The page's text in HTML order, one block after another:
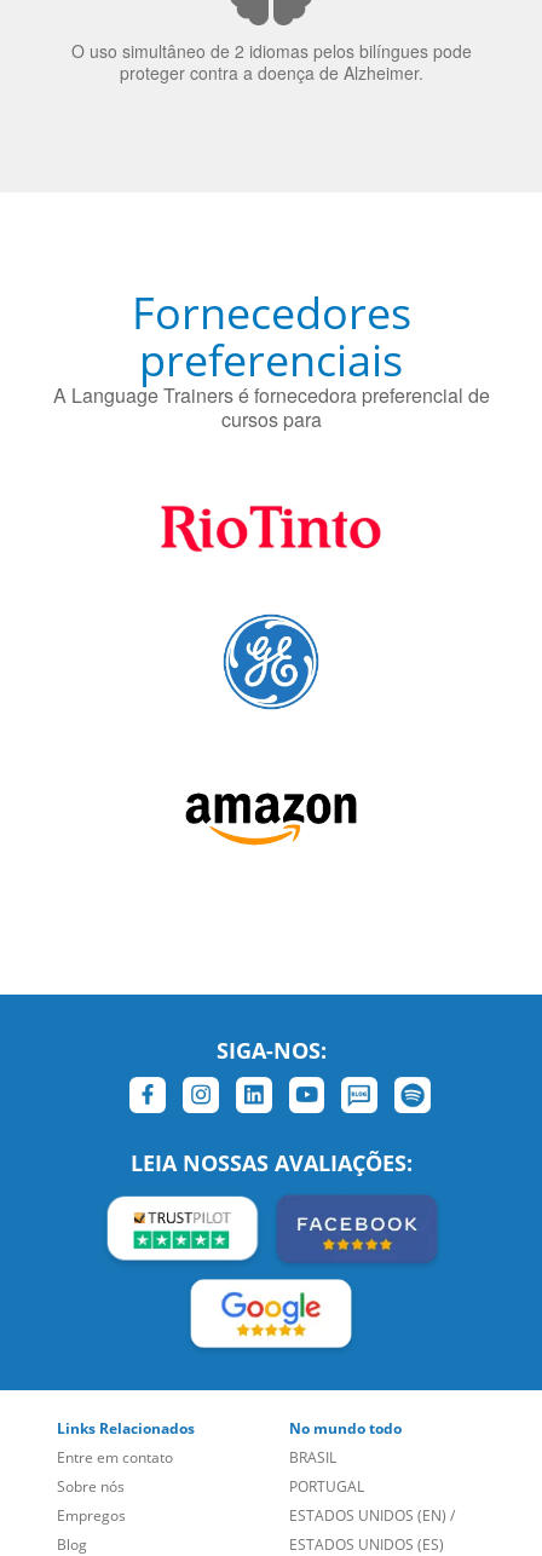
O uso simultâneo de 2 idiomas pelos bilíngues pode
Fornecedores
preferenciais
A Language Trainers é fornecedora preferencial de
SIGA-NOS:
LEIA NOSSAS AVALIAÇÕES:
Links Relacionados
Entre em contato
Sobre nós
Empregos
No mundo todo
BRASIL
PORTUGAL
ESTADOS UNIDOS (EN)